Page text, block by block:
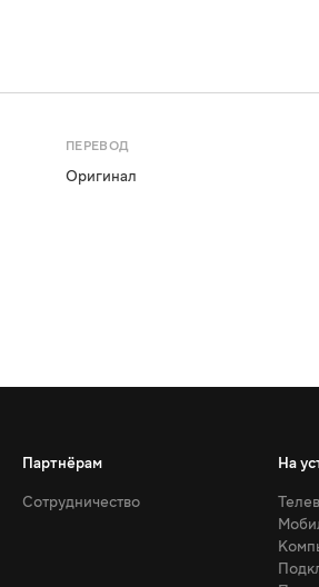
ПЕРЕВОД
Оригинал
Партнёрам
Сотрудничество
На